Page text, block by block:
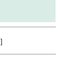
]